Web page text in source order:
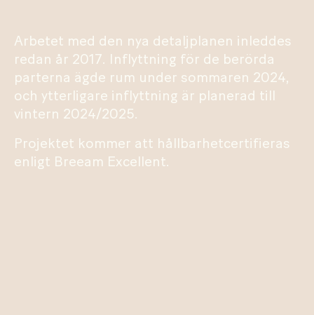
Arbetet med den nya detaljplanen inleddes
redan år 2017. Inflyttning för de berörda
parterna ägde rum under sommaren 2024,
och ytterligare inflyttning är planerad till
vintern 2024/2025.
Projektet kommer att hållbarhetcertifieras
enligt Breeam Excellent.